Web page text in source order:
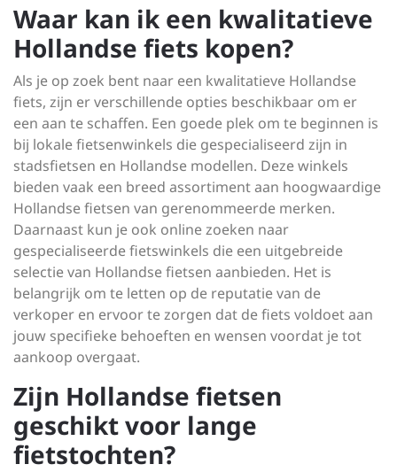
Waar kan ik een kwalitatieve
Hollandse fiets kopen?
Als je op zoek bent naar een kwalitatieve Hollandse
fiets, zijn er verschillende opties beschikbaar om er
een aan te schaffen. Een goede plek om te beginnen is
bij lokale fietsenwinkels die gespecialiseerd zijn in
stadsfietsen en Hollandse modellen. Deze winkels
bieden vaak een breed assortiment aan hoogwaardige
Hollandse fietsen van gerenommeerde merken.
Daarnaast kun je ook online zoeken naar
gespecialiseerde fietswinkels die een uitgebreide
selectie van Hollandse fietsen aanbieden. Het is
belangrijk om te letten op de reputatie van de
verkoper en ervoor te zorgen dat de fiets voldoet aan
jouw specifieke behoeften en wensen voordat je tot
aankoop overgaat.
Zijn Hollandse fietsen
geschikt voor lange
fietstochten?